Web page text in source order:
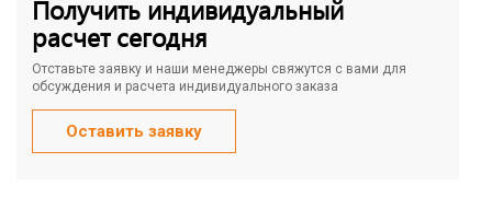
Получить индивидуальный
расчет сегодня
Отставьте заявку и наши менеджеры свяжутся с вами для
обсуждения и расчета индивидуального заказа
Оставить заявку